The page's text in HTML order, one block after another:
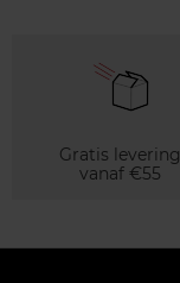
Gratis levering
vanaf €55